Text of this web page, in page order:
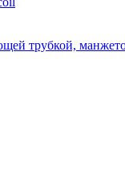
трубкой,